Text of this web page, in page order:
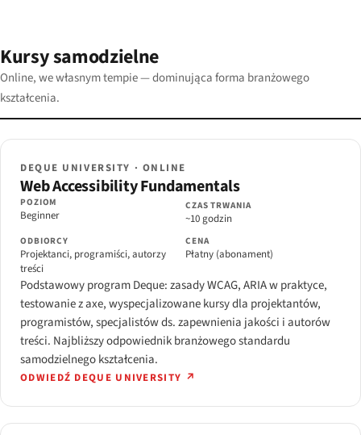
Kursy samodzielne
Online, we własnym tempie — dominująca forma branżowego
kształcenia.
DEQUE UNIVERSITY · ONLINE
Web Accessibility Fundamentals
POZIOM
Beginner
CZAS TRWANIA
~10 godzin
ODBIORCY
Projektanci, programiści, autorzy
treści
CENA
Płatny (abonament)
Podstawowy program Deque: zasady WCAG, ARIA w praktyce,
testowanie z axe, wyspecjalizowane kursy dla projektantów,
programistów, specjalistów ds. zapewnienia jakości i autorów
treści. Najbliższy odpowiednik branżowego standardu
samodzielnego kształcenia.
ODWIEDŹ DEQUE UNIVERSITY ↗